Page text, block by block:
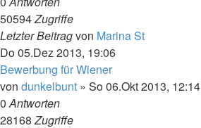
50594Zugriffe
Letzter Beitragvon Marina St
Do 05.Dez 2013, 19:06
Bewerbung für Wiener
von dunkelbunt » So 06.Okt 2013, 12:14
0Antworten
28168Zugriffe